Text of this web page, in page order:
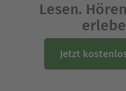
Lesen.
Jetzt